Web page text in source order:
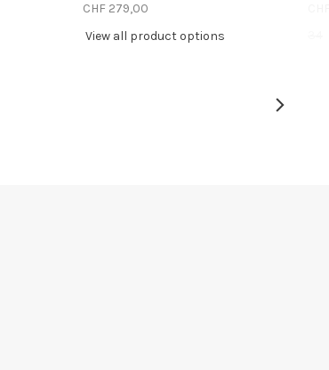
CHF 279,00
View all product options